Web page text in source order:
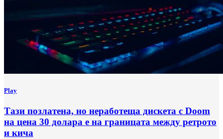
Play
Тази позлатена, но неработеща дискета с Doom
на цена 30 долара е на границата между ретрото
и кича